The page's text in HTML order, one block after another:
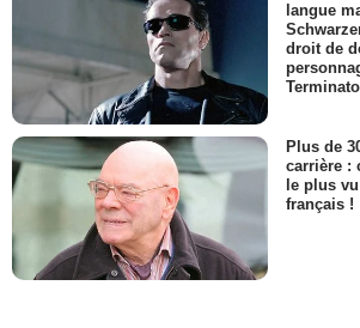
langue
droit de
Plus de
carrière :
le plus
français !